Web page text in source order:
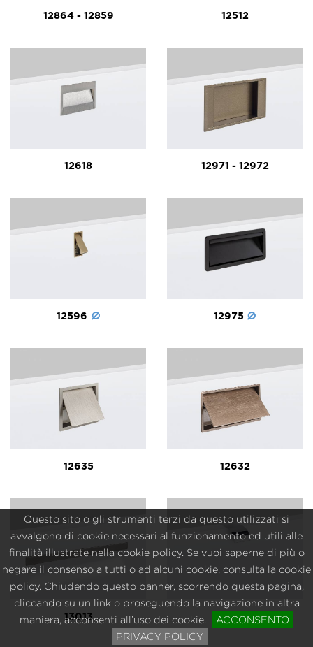
Questo sito o gli strumenti terzi da questo utilizzati si
avvalgono di cookie necessari al funzionamento ed utili alle
finalità illustrate nella cookie policy. Se vuoi saperne di più o
negare il consenso a tutti o ad alcuni cookie, consulta la cookie
policy. Chiudendo questo banner, scorrendo questa pagina,
cliccando su un link o proseguendo la navigazione in altra
maniera, acconsenti all’uso dei cookie.
ACCONSENTO
PRIVACY POLICY
12864 - 12859 12512
12618 12971 - 12972
12596 12975
12635 12632
13013 12721